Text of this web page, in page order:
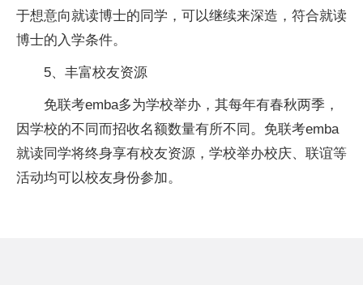
于想意向就读博士的同学，可以继续来深造，符合就读
博士的入学条件。
5、丰富校友资源
免联考emba多为学校举办，其每年有春秋两季，
因学校的不同而招收名额数量有所不同。免联考emba
就读同学将终身享有校友资源，学校举办校庆、联谊等
活动均可以校友身份参加。